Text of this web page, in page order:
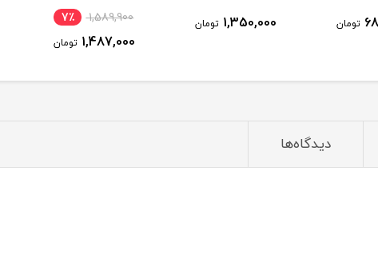
تومان 1,350,000 تومان 1,589,900 7٪
1,487,000 تومان
دیدگاه‌ها